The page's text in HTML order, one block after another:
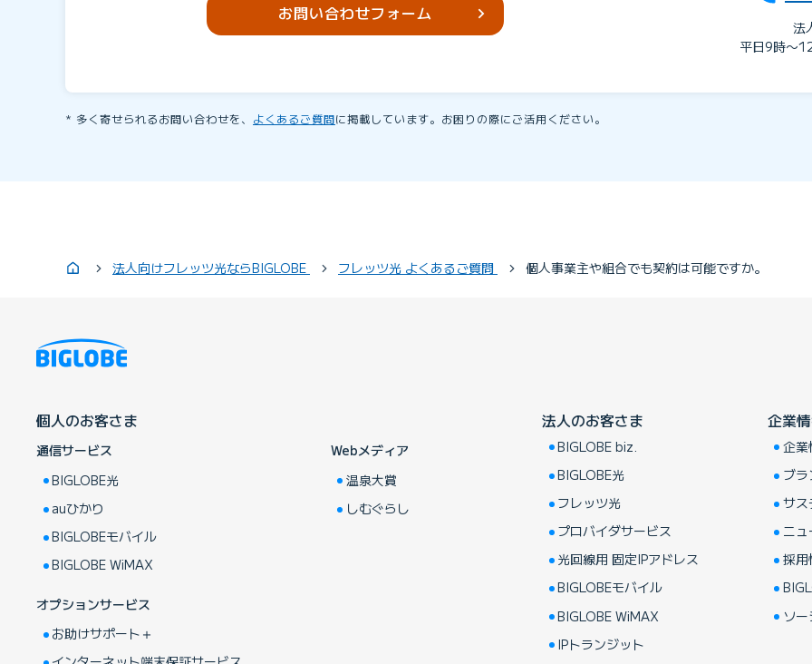
お問い合わせフォーム
法
平日9時〜
多く寄せられるお問い合わせを、 よくあるご質問に掲載しています。お困りの際にご活用ください。
法人向けフレッツ光ならBIGLOBE フレッツ光 よくあるご質問 個人事業主や組合でも契約は可能ですか。
個人のお客さま
通信サービス
BIGLOBE光
auひかり
BIGLOBEモバイル
BIGLOBE WiMAX
オプションサービス
お助けサポート＋
Webメディア
温泉大賞
しむぐらし
法人のお客さま
BIGLOBE biz.
BIGLOBE光
フレッツ光
プロバイダサービス
光回線用 固定IPアドレス
BIGLOBEモバイル
BIGLOBE WiMAX
IPトランジット
企業
企業
ブ
サス
ニ
採用
ソ